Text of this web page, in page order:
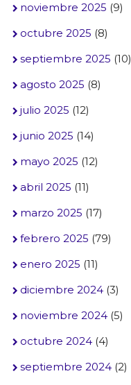
noviembre 2025 (9)
octubre 2025 (8)
septiembre 2025 (10)
agosto 2025 (8)
julio 2025 (12)
junio 2025 (14)
mayo 2025 (12)
abril 2025 (11)
marzo 2025 (17)
febrero 2025 (79)
enero 2025 (11)
diciembre 2024(3)
noviembre 2024(5)
octubre 2024(4)
septiembre 2024(2)